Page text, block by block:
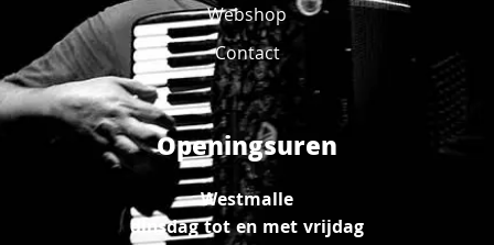
Webshop
Contact
Openingsuren
Westmalle
dinsdag tot en met vrijdag